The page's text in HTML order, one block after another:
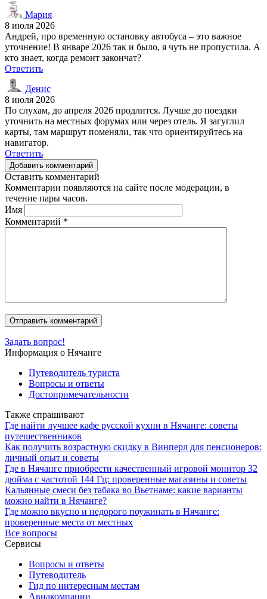
Мария
8 июля 2026
Андрей, про временную остановку автобуса – это важное
уточнение! В январе 2026 так и было, я чуть не пропустила. А
кто знает, когда ремонт закончат?
Ответить
Денис
8 июля 2026
По слухам, до апреля 2026 продлится. Лучше до поездки
уточнить на местных форумах или через отель. Я загуглил
карты, там маршрут поменяли, так что ориентируйтесь на
навигатор.
Ответить
Добавить комментарий
Оставить комментарий
Комментарии появляются на сайте после модерации, в
течение пары часов.
Имя
Комментарий *
Задать вопрос!
Информация о Нячанге
Путеводитель туриста
Вопросы и ответы
Достопримечательности
Также спрашивают
Где найти лучшее кафе русской кухни в Нячанге: советы
путешественников
Как получить возрастную скидку в Винперл для пенсионеров:
личный опыт и советы
Где в Нячанге приобрести качественный игровой монитор 32
дюйма с частотой 144 Гц: проверенные магазины и советы
Кальянные смеси без табака во Вьетнаме: какие варианты
можно найти в Нячанге?
Где можно вкусно и недорого поужинать в Нячанге:
проверенные места от местных
Все вопросы
Сервисы
Вопросы и ответы
Путеводитель
Гид по интересным местам
Авиакомпании